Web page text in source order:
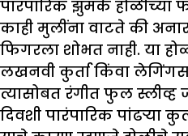
पारंपारिक झुमके
काही मुलींना वाटते की
फिगरला शोभत नाही. या
लखनवी कुर्ता किंवा
त्यासोबत रंगीत फुल स्लीव्ह
दिवशी पारंपारिक पांढऱ्या